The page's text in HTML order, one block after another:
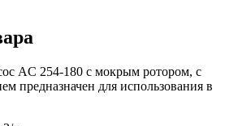
AC 254-180 с мокрым ротором, с
предназначен для использования в